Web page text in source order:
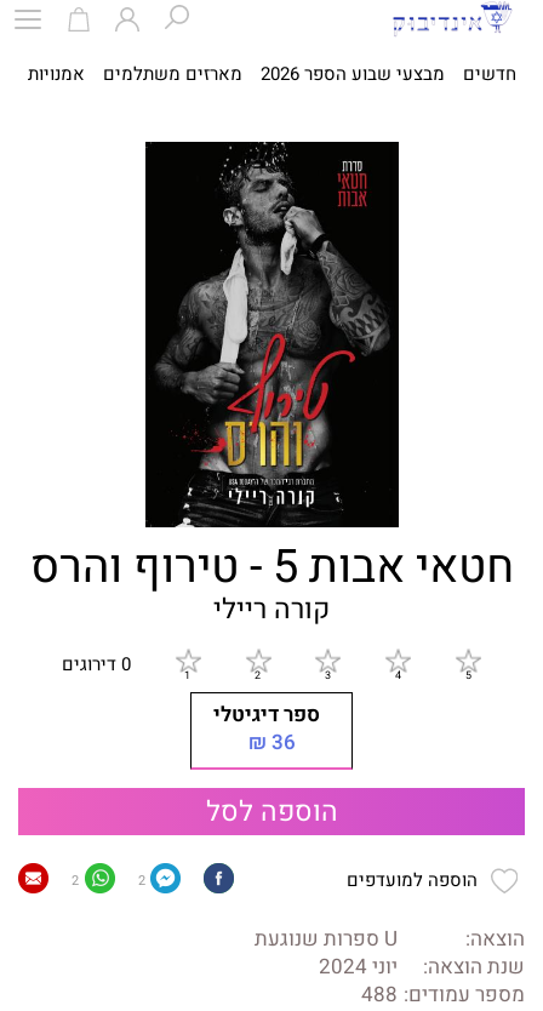
חדשים מבצעי שבוע הספר 2026 מארזים משתלמים אמנויות
חטאי אבות 5 - טירוף והרס
קורה ריילי
0 דירוגים
ספר דיגיטלי
36 ₪
הוספה לסל
הוספה למועדפים 2
2
הוצאה:
U ספרות שנוגעת
שנת הוצאה:
יוני 2024
מספר עמודים: 488